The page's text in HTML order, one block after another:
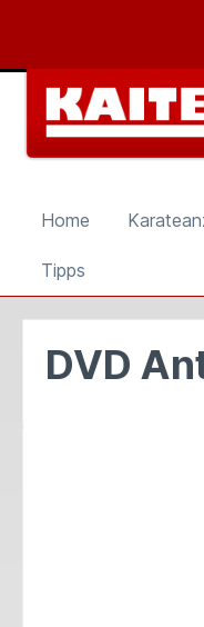
Zur
Home
Tipps
DVD